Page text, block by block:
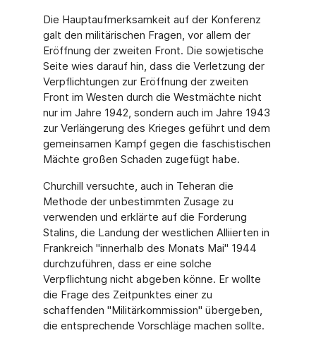
Die Hauptaufmerksamkeit auf der Konferenz
galt den militärischen Fragen, vor allem der
Eröffnung der zweiten Front. Die sowjetische
Seite wies darauf hin, dass die Verletzung der
Verpflichtungen zur Eröffnung der zweiten
Front im Westen durch die Westmächte nicht
nur im Jahre 1942, sondern auch im Jahre 1943
zur Verlängerung des Krieges geführt und dem
gemeinsamen Kampf gegen die faschistischen
Mächte großen Schaden zugefügt habe.
Churchill versuchte, auch in Teheran die
Methode der unbestimmten Zusage zu
verwenden und erklärte auf die Forderung
Stalins, die Landung der westlichen Alliierten in
Frankreich "innerhalb des Monats Mai" 1944
durchzuführen, dass er eine solche
Verpflichtung nicht abgeben könne. Er wollte
die Frage des Zeitpunktes einer zu
schaffenden "Militärkommission" übergeben,
die entsprechende Vorschläge machen sollte.